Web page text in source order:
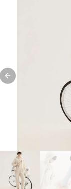
Previous slide